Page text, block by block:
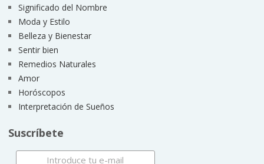
Significado del Nombre
Moda y Estilo
Belleza y Bienestar
Sentir bien
Remedios Naturales
Amor
Horóscopos
Interpretación de Sueños
Suscríbete